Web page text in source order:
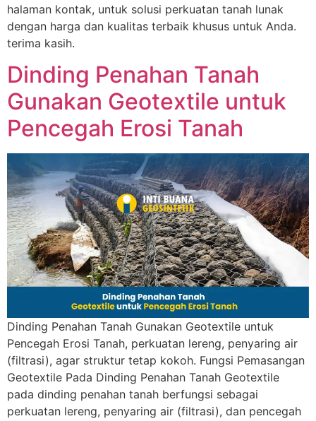
halaman kontak, untuk solusi perkuatan tanah lunak
dengan harga dan kualitas terbaik khusus untuk Anda.
terima kasih.
Dinding Penahan Tanah
Gunakan Geotextile untuk
Pencegah Erosi Tanah
Dinding Penahan Tanah Gunakan Geotextile untuk
Pencegah Erosi Tanah, perkuatan lereng, penyaring air
(filtrasi), agar struktur tetap kokoh. Fungsi Pemasangan
Geotextile Pada Dinding Penahan Tanah Geotextile
pada dinding penahan tanah berfungsi sebagai
perkuatan lereng, penyaring air (filtrasi), dan pencegah